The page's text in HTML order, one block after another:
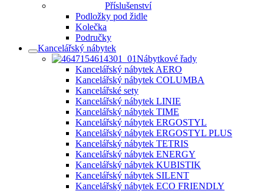
Příslušenství
Podložky pod židle
Kolečka
Područky
Kancelářský nábytek
Nábytkové řady
Kancelářský nábytek AERO
Kancelářský nábytek COLUMBA
Kancelářské sety
Kancelářský nábytek LINIE
Kancelářský nábytek TIME
Kancelářský nábytek ERGOSTYL
Kancelářský nábytek ERGOSTYL PLUS
Kancelářský nábytek TETRIS
Kancelářský nábytek ENERGY
Kancelářský nábytek KUBISTIK
Kancelářský nábytek SILENT
Kancelářský nábytek ECO FRIENDLY